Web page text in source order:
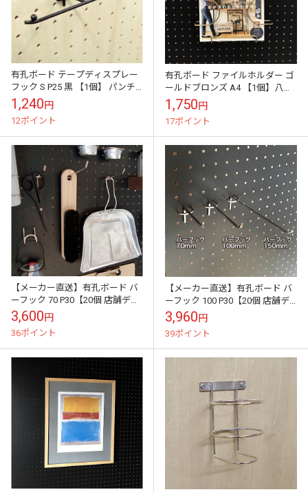
有孔ボード テープディスプレー
フック S P25 黒 【1個】 パンチ
ングボード ペグボード 壁 ガレー
ジ お部屋 かべ リノベー...
1,240円
12ポイント
有孔ボード ファイルホルダー ゴ
ールドブロンズ A4 【1個】八幡
ねじ YAHATA
1,750円
17ポイント
【メーカー直送】有孔ボード バ
ーフック 70 P30【20個 店舗ディ
スプレー用まとめ買い徳用】八
幡ねじ YAHATA
3,600円
36ポイント
【メーカー直送】有孔ボード バ
ーフック 100 P30【20個 店舗デ
ィスプレー用まとめ買い徳用】
八幡ねじ YAHATA
3,960円
39ポイント